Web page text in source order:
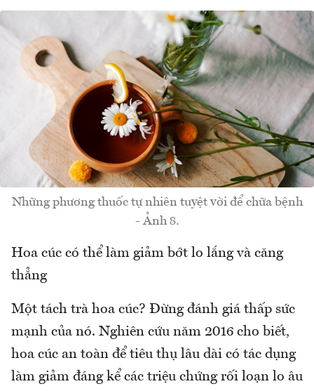
Những phương thuốc tự nhiên tuyệt vời để chữa bệnh
- Ảnh 8.
Hoa cúc có thể làm giảm bớt lo lắng và căng
thẳng
Một tách trà hoa cúc? Đừng đánh giá thấp sức
mạnh của nó. Nghiên cứu năm 2016 cho biết,
hoa cúc an toàn để tiêu thụ lâu dài có tác dụng
làm giảm đáng kể các triệu chứng rối loạn lo âu